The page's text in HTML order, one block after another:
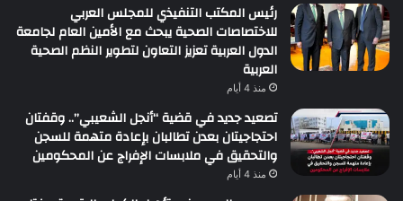
رئيس المكتب التنفيذي للمجلس العربي
للاختصاصات الصحية يبحث مع الأمين العام لجامعة
الدول العربية تعزيز التعاون لتطوير النظم الصحية
العربية
منذ 4 أيام
تصعيد جديد في قضية “أنجل الشعيبي”.. وقفتان
احتجاجيتان بعدن تطالبان بإعادة متهمة للسجن
والتحقيق في ملابسات الإفراج عن المحكومين
منذ 4 أيام